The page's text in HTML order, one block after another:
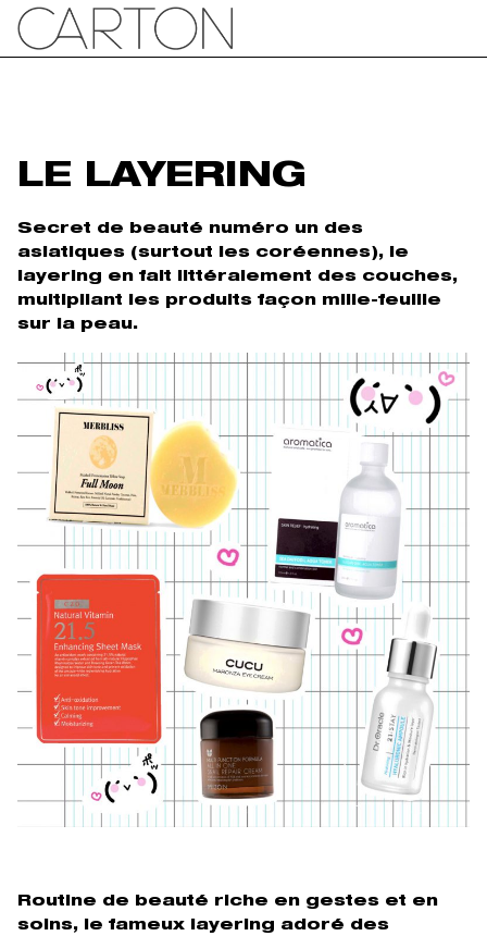
LE LAYERING
Secret de beauté numéro un des
asiatiques (surtout les coréennes), le
layering en fait littéralement des couches,
multipliant les produits façon mille-feuille
sur la peau.
Routine de beauté riche en gestes et en
soins, le fameux layering adoré des